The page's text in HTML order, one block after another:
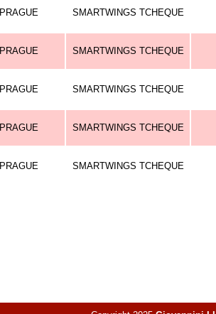
PRAGUE SMARTWINGS TCHEQUE
PRAGUE SMARTWINGS TCHEQUE
PRAGUE SMARTWINGS TCHEQUE
PRAGUE SMARTWINGS TCHEQUE
PRAGUE SMARTWINGS TCHEQUE